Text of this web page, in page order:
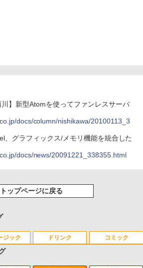
川】新型Atomを使ってファンレスサーバ
docs/column/nishikawa/20100113_3
、グラフィックス/メモリ機能を統合した
docs/news/20091221_338355.html
トップページに戻る
ジック ドリンク コミック